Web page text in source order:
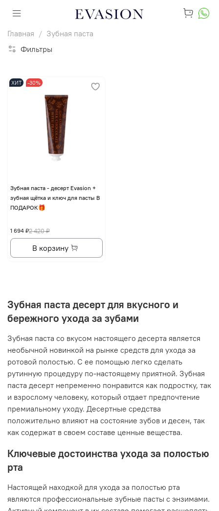
Главная
Зубная паста
Фильтры
ХИТ -30%
Зубная паста - десерт Evasion +
зубная щётка и ключ для пасты В
ПОДАРОК🎁
2 420 ₽
1 694 ₽
В корзину
Зубная паста десерт для вкусного и
бережного ухода за зубами
Зубная паста со вкусом настоящего десерта является
необычной новинкой на рынке средств для ухода за
ротовой полостью. С ее помощью легко сделать
рутинную процедуру по-настоящему приятной. Зубная
паста десерт непременно понравится как подростку, так
и взрослому человеку, который отдает предпочтение
премиальному уходу. Десертные средства
положительно влияют на состояние зубов и десен, так
как содержат в своем составе ценные вещества.
Ключевые достоинства ухода за полостью
рта
Настоящей находкой для ухода за полостью рта
являются профессиональные зубные пасты с энзимами.